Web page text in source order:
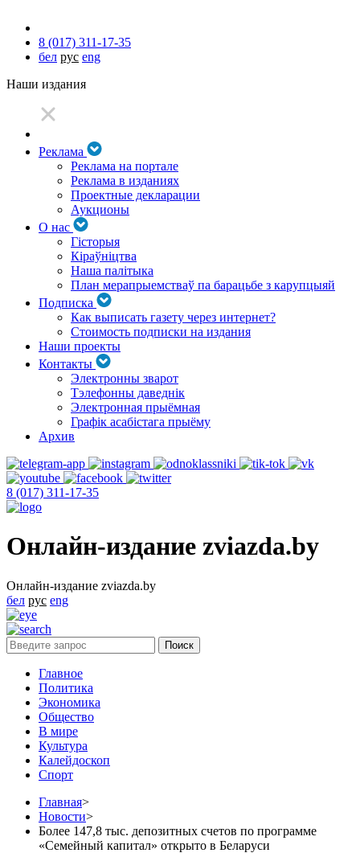
8 (017) 311-17-35
бел рус eng
Наши издания
Реклама
Реклама на портале
Реклама в изданиях
Проектные декларации
Аукционы
О нас
Гісторыя
Кіраўніцтва
Наша палітыка
План мерапрыемстваў па барацьбе з карупцыяй
Подписка
Как выписать газету через интернет?
Стоимость подписки на издания
Наши проекты
Контакты
Электронны зварот
Тэлефонны даведнік
Электронная прыёмная
Графік асабістага прыёму
Архив
8 (017) 311-17-35
Онлайн-издание zviazda.by
Онлайн-издание zviazda.by
бел рус eng
Главное
Политика
Экономика
Общество
В мире
Культура
Калейдоскоп
Спорт
Главная>
Новости>
Более 147,8 тыс. депозитных счетов по программе
«Семейный капитал» открыто в Беларуси